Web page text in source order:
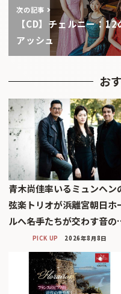
次の記事
【CD】チェルニー：
アッシュ
お
青木尚佳率いるミュンヘン
弦楽トリオが浜離宮朝日ホ
ルへ――名手たちが交わす音
PICK UP 2026年8月8日